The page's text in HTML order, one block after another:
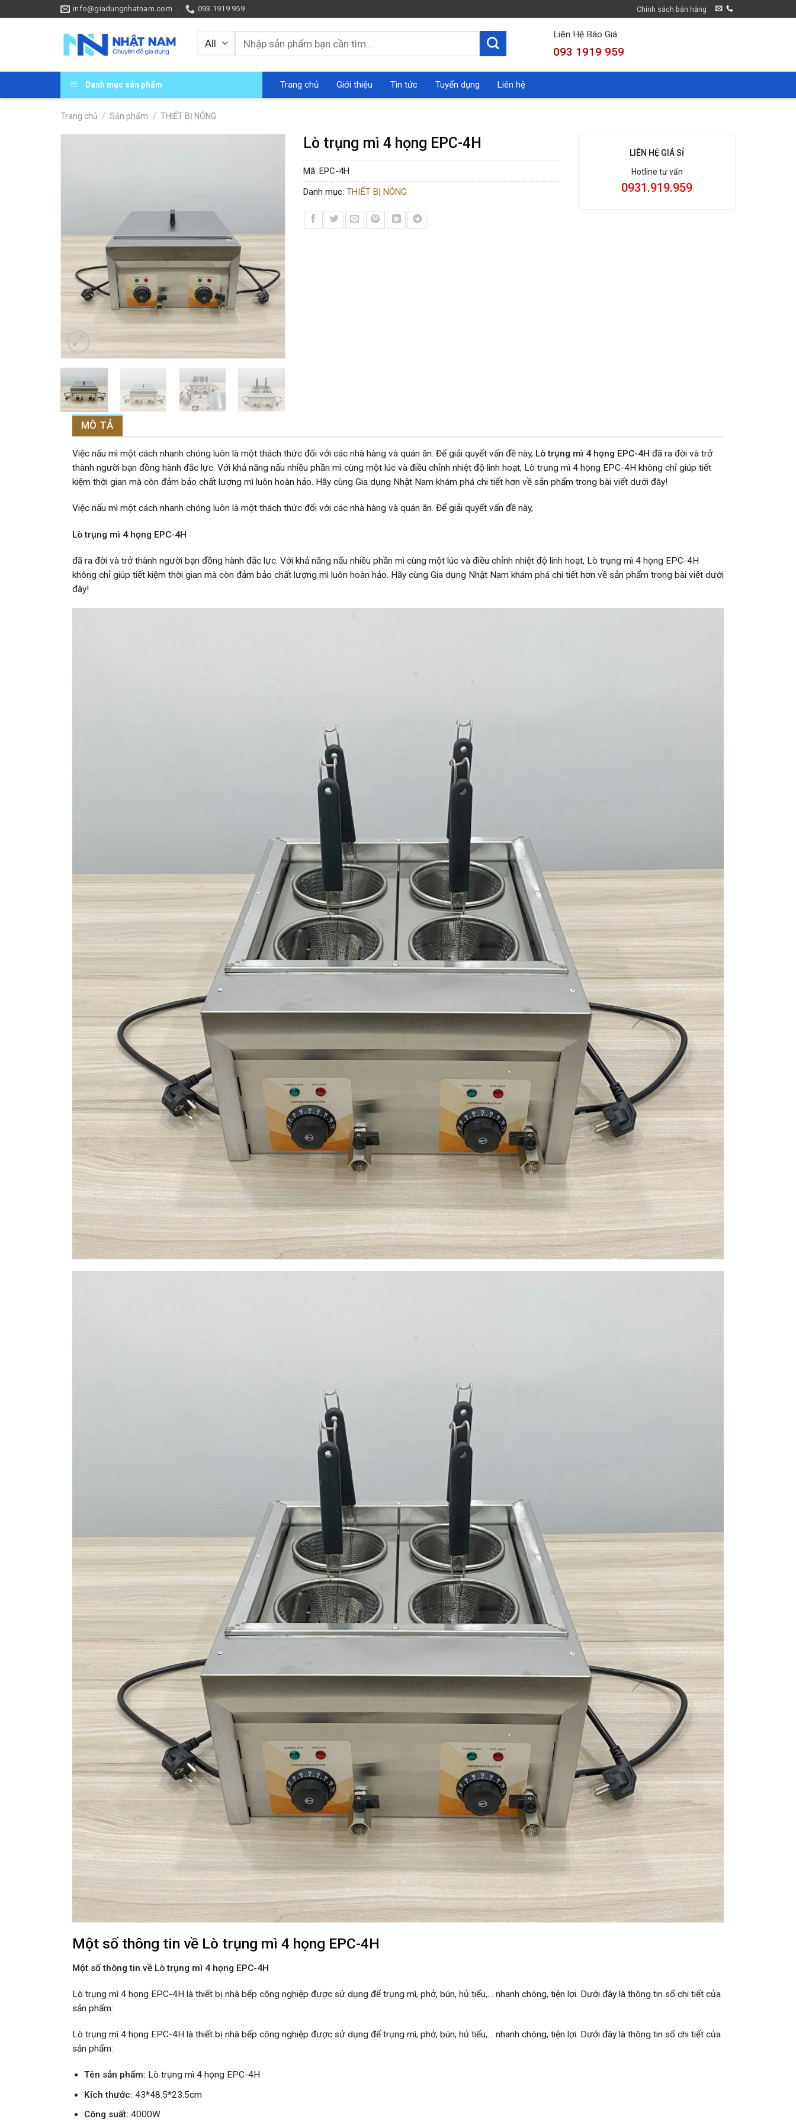
to
info@giadungnhatnam.com 093 1919 959 Chính sách bán hàng
Tìm
kiếm:
Liên Hệ Báo Giá
093 1919 959
Danh mục sản phẩm Trang chủ Giới thiệu Tin tức Tuyển dụng Liên hệ
Trang chủ / Sản phẩm / THIẾT BỊ NÓNG
Lò trụng mì 4 họng EPC-4H
Mã: EPC-4H
Danh mục: THIẾT BỊ NÓNG
LIÊN HỆ GIÁ SỈ
Hotline tư vấn
0931.919.959
MÔ TẢ
Việc nấu mì một cách nhanh chóng luôn là một thách thức đối với các nhà hàng và quán ăn. Để giải quyết vấn đề này, Lò trụng mì 4 họng EPC-4H đã ra đời và trở
thành người bạn đồng hành đắc lực. Với khả năng nấu nhiều phần mì cùng một lúc và điều chỉnh nhiệt độ linh hoạt, Lò trụng mì 4 họng EPC-4H không chỉ giúp tiết
kiệm thời gian mà còn đảm bảo chất lượng mì luôn hoàn hảo. Hãy cùng Gia dụng Nhật Nam khám phá chi tiết hơn về sản phẩm trong bài viết dưới đây!
Việc nấu mì một cách nhanh chóng luôn là một thách thức đối với các nhà hàng và quán ăn. Để giải quyết vấn đề này,
Lò trụng mì 4 họng EPC-4H
đã ra đời và trở thành người bạn đồng hành đắc lực. Với khả năng nấu nhiều phần mì cùng một lúc và điều chỉnh nhiệt độ linh hoạt, Lò trụng mì 4 họng EPC-4H
không chỉ giúp tiết kiệm thời gian mà còn đảm bảo chất lượng mì luôn hoàn hảo. Hãy cùng Gia dụng Nhật Nam khám phá chi tiết hơn về sản phẩm trong bài viết dưới
đây!
Một số thông tin về Lò trụng mì 4 họng EPC-4H
Một số thông tin về Lò trụng mì 4 họng EPC-4H
Lò trụng mì 4 họng EPC-4H là thiết bị nhà bếp công nghiệp được sử dụng để trụng mì, phở, bún, hủ tiếu,… nhanh chóng, tiện lợi. Dưới đây là thông tin số chi tiết của
sản phẩm:
Lò trụng mì 4 họng EPC-4H là thiết bị nhà bếp công nghiệp được sử dụng để trụng mì, phở, bún, hủ tiếu,… nhanh chóng, tiện lợi. Dưới đây là thông tin số chi tiết của
sản phẩm:
Tên sản phẩm: Lò trụng mì 4 họng EPC-4H
Kích thước:43*48.5*23.5cm
Công suất:4000W